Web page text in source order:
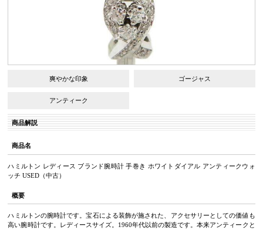
爽やかな印象 ゴージャス
アンティーク
商品解説
商品名
ハミルトン レディース ブランド腕時計 手巻き ホワイトダイアル アンティークウォ
ッチ USED（中古）
概要
ハミルトンの腕時計です。宝石による装飾が施された、アクセサリーとしての価値も
高い腕時計です。レディースサイズ。1960年代以前の製造です。本来アンティークと